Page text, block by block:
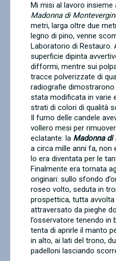
Mi misi al lavoro insieme
Madonna di
metri, larga oltre due
legno di pino, venne
Laboratorio di Restauro.
superficie dipinta
difformi, mentre sui
tracce polverizzate di
radiografie
stata modificata in varie
strati di colori di qualità
Il fumo delle candele
vollero mesi per
eclatante: la Madonna di
a circa mille anni fa, non
lo era diventata per le
Finalmente era tornata
originari: sullo sfondo
roseo volto, seduta in
prospettica, tutta
attraversato da pieghe
l’osservatore tenendo in
tenta di aprirle il manto
in alto, ai lati del trono,
padelloni lasciando